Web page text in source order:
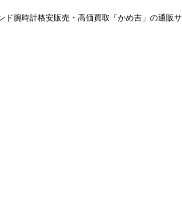
腕時計格安販売・高価買取「かめ吉」の通販